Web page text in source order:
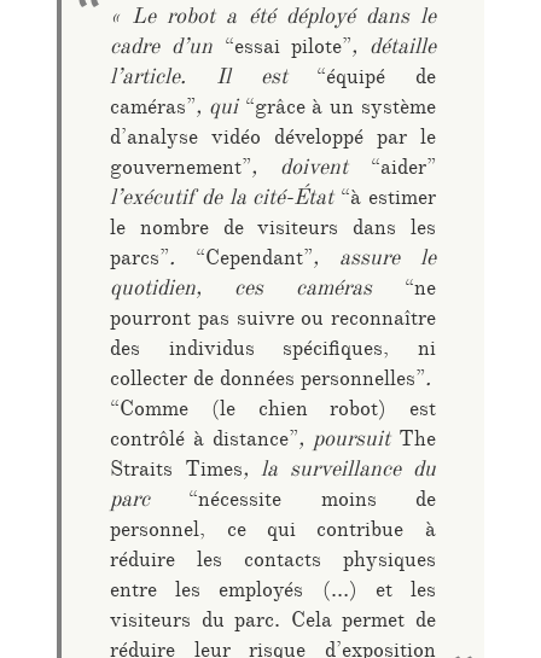
« Le robot a été déployé dans le
cadre d’un “essai pilote”, détaille
l’article. Il est “équipé de
caméras”, qui“grâce à un système
d’analyse vidéo développé par le
gouvernement”, doivent “aider”
l’exécutif de la cité-État“à estimer
le nombre de visiteurs dans les
parcs”. “Cependant”, assure le
quotidien, ces caméras “ne
pourront pas suivre ou reconnaître
des individus spécifiques, ni
collecter de données personnelles”.
“Comme (le chien robot) est
contrôlé à distance”, poursuit The
Straits Times, la surveillance du
parc “nécessite moins de
personnel, ce qui contribue à
réduire les contacts physiques
entre les employés (…) et les
visiteurs du parc. Cela permet de